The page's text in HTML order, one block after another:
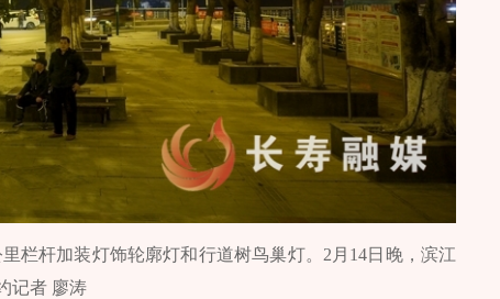
栏杆加装灯饰轮廓灯和行道树鸟巢灯。2月14日晚，滨江
记者 廖涛